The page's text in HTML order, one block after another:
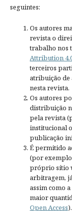
seguintes:
Os autores
revista o
trabalho nos
Attribution
terceiros
atribuição de
nesta revista.
Os autores
distribuição
pela revista
institucional
publicação
É permitido
(por
próprio sítio
arbitragem,
assim como
maior
Open Access).